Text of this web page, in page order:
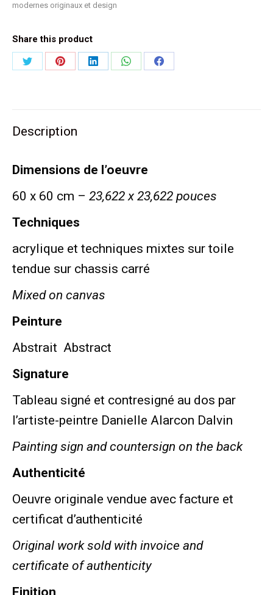
modernes originaux et design
Share this product
PartagerPartagerPartagerPartagerPartager
Description
Dimensions de l’oeuvre
60 x 60 cm – 23,622 x 23,622 pouces
Techniques
acrylique et techniques mixtes sur toile
tendue sur chassis carré
Mixed on canvas
Peinture
Abstrait Abstract
Signature
Tableau signé et contresigné au dos par
l’artiste-peintre Danielle Alarcon Dalvin
Painting sign and countersign on the back
Authenticité
Oeuvre originale vendue avec facture et
certificat d’authenticité
Original work sold with invoice and
certificate of authenticity
Finition